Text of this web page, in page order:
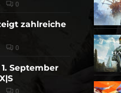
0
zahlreiche
0
September